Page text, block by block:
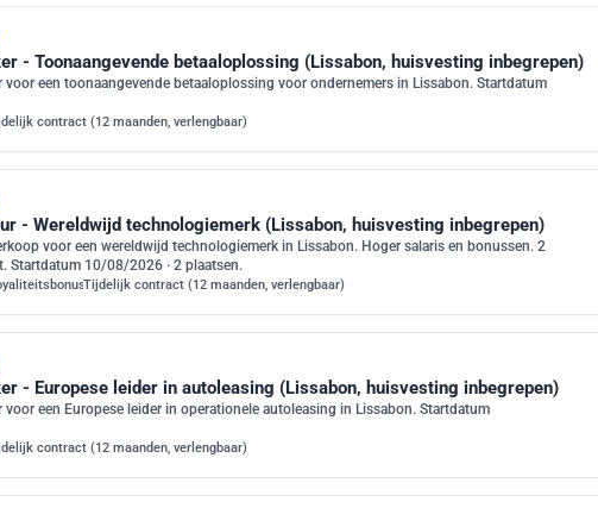
- Toonaangevende betaaloplossing (Lissabon, huisvesting inbegrepen)
voor een toonaangevende betaaloplossing voor ondernemers in Lissabon. Startdatum
contract (12 maanden, verlengbaar)
- Wereldwijd technologiemerk (Lissabon, huisvesting inbegrepen)
voor een wereldwijd technologiemerk in Lissabon. Hoger salaris en bonussen. 2
Startdatum 10/08/2026 · 2 plaatsen.
(totaal 3.000€)
Tijdelijk contract (12 maanden, verlengbaar)
- Europese leider in autoleasing (Lissabon, huisvesting inbegrepen)
een Europese leider in operationele autoleasing in Lissabon. Startdatum
contract (12 maanden, verlengbaar)